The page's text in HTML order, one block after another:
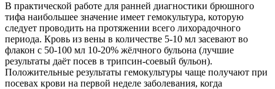
В практической работе для ранней диагностики брюшного
тифа наибольшее значение имеет гемокультура, которую
следует проводить на протяжении всего лихорадочного
периода. Кровь из вены в количестве 5-10 мл засевают во
флакон с 50-100 мл 10-20% жёлчного бульона (лучшие
результаты даёт посев в трипсин-соевый бульон).
Положительные результаты гемокультуры чаще получают при
посевах крови на первой неделе заболевания, когда